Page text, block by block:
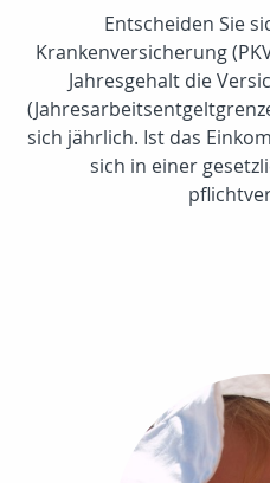
Entscheiden Sie
Krankenversicherung
Jahresgehalt die
sich jährlich. Ist das
sich in einer